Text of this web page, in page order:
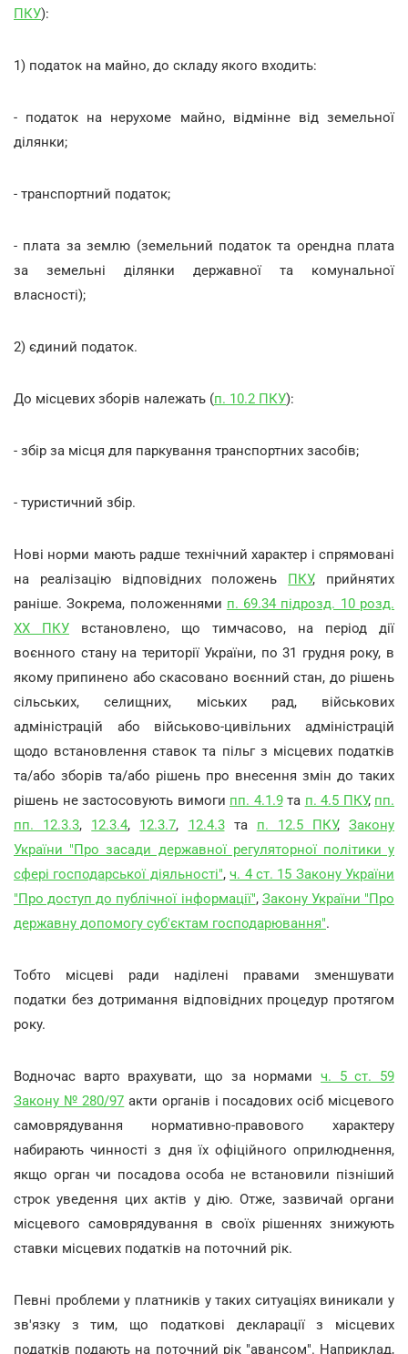
ПКУ):
1) податок на майно, до складу якого входить:
- податок на нерухоме майно, відмінне від земельної
ділянки;
- транспортний податок;
- плата за землю (земельний податок та орендна плата
за земельні ділянки державної та комунальної
власності);
2) єдиний податок.
До місцевих зборів належать (п. 10.2 ПКУ):
- збір за місця для паркування транспортних засобів;
- туристичний збір.
Нові норми мають радше технічний характер і спрямовані
на реалізацію відповідних положень ПКУ, прийнятих
раніше. Зокрема, положеннями п. 69.34 підрозд. 10 розд.
ХХ ПКУ встановлено, що тимчасово, на період дії
воєнного стану на території України, по 31 грудня року, в
якому припинено або скасовано воєнний стан, до рішень
сільських, селищних, міських рад, військових
адміністрацій або військово-цивільних адміністрацій
щодо встановлення ставок та пільг з місцевих податків
та/або зборів та/або рішень про внесення змін до таких
рішень не застосовують вимоги пп. 4.1.9та п. 4.5 ПКУ, пп.
пп. 12.3.3, 12.3.4, 12.3.7, 12.4.3та п. 12.5 ПКУ,Закону
України "Про засади державної регуляторної політики у
сфері господарської діяльності",ч. 4 ст. 15 Закону України
"Про доступ до публічної інформації", Закону України "Про
державну допомогу суб'єктам господарювання".
Тобто місцеві ради наділені правами зменшувати
податки без дотримання відповідних процедур протягом
року.
Водночас варто врахувати, що за нормами ч. 5 ст. 59
Закону № 280/97 акти органів і посадових осіб місцевого
самоврядування нормативно-правового характеру
набирають чинності з дня їх офіційного оприлюднення,
якщо орган чи посадова особа не встановили пізніший
строк уведення цих актів у дію. Отже, зазвичай органи
місцевого самоврядування в своїх рішеннях знижують
ставки місцевих податків на поточний рік.
Певні проблеми у платників у таких ситуаціях виникали у
зв'язку з тим, що податкові декларації з місцевих
податків подають на поточний рік "авансом". Наприклад,